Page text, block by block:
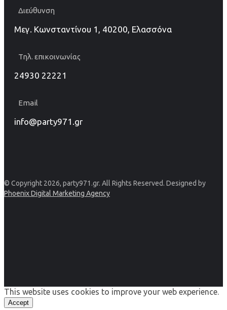
Διεύθυνση
Μεγ. Κωνσταντίνου 1, 40200, Ελασσόνα
Τηλ. επικοινωνίας
24930 22221
Email
info@party971.gr
© Copyright 2026, party971.gr. All Rights Reserved. Designed by
Phoenix Digital Marketing Agency
This website uses cookies to improve your web experience.
Accept